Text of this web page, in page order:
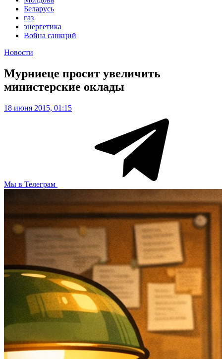
Беларусь
газ
энергетика
Война санкций
Новости
Мурниеце просит увеличить
министерские оклады
18 июня 2015, 01:15
Мы в Телеграм